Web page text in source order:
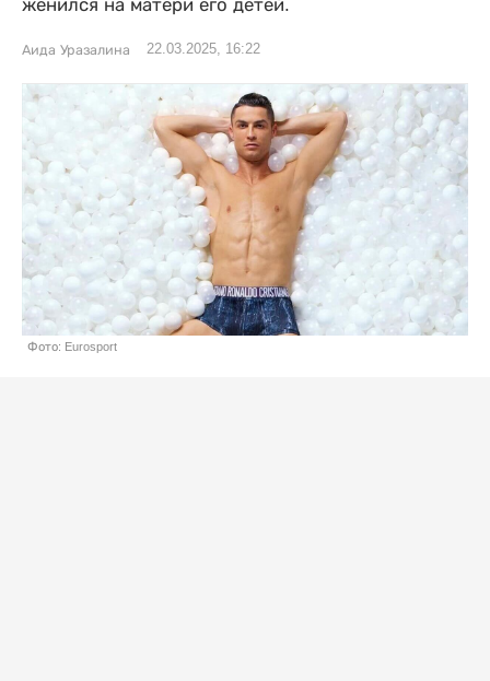
женился на матери его детей.
Аида Уразалина 22.03.2025, 16:22
Фото: Eurosport